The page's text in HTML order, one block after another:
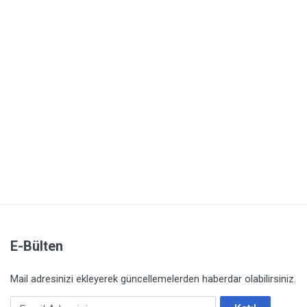
E-Bülten
Mail adresinizi ekleyerek güncellemelerden haberdar olabilirsiniz.
Email Adresiniz